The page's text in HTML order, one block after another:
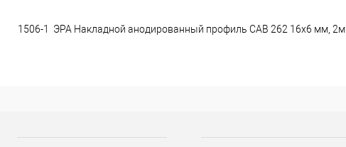
1506-1 ЭРА Накладной анодированный профиль CAB 262 16х6 мм, 2м